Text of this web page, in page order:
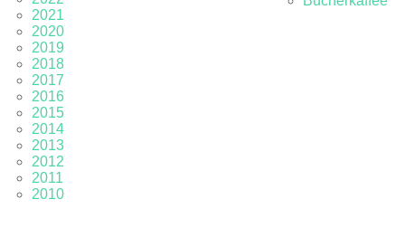
2021
2020
2019
2018
2017
2016
2015
2014
2013
2012
2011
2010